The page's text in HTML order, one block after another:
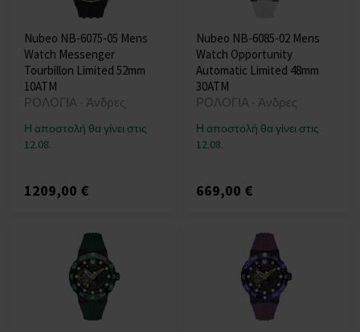
Nubeo NB-6075-05 Mens
Watch Messenger
Tourbillon Limited 52mm
10ATM
ΡΟΛΟΓΙΑ - Άνδρες
Η αποστολή θα γίνει στις
12.08.
1209,00 €
Nubeo NB-6085-02 Mens
Watch Opportunity
Automatic Limited 48mm
30ATM
ΡΟΛΟΓΙΑ - Άνδρες
Η αποστολή θα γίνει στις
12.08.
669,00 €